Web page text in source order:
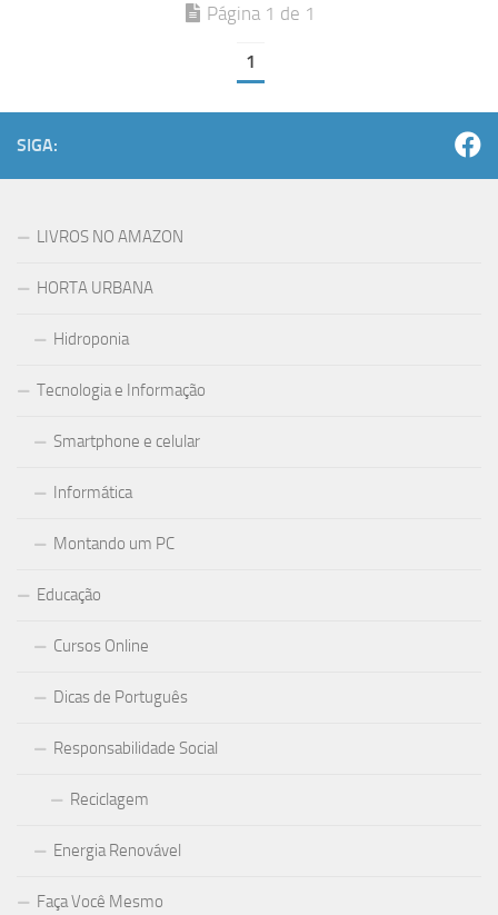
Página 1 de 1
1
SIGA:
LIVROS NO AMAZON
HORTA URBANA
Hidroponia
Tecnologia e Informação
Smartphone e celular
Informática
Montando um PC
Educação
Cursos Online
Dicas de Português
Responsabilidade Social
Reciclagem
Energia Renovável
Faça Você Mesmo